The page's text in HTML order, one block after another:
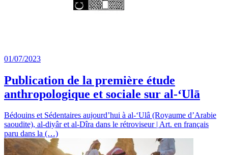
01/07/2023
Publication de la première étude
anthropologique et sociale sur al-‘Ulā
Bédouins et Sédentaires aujourd’hui à al-‘Ulâ (Royaume d’Arabie
saoudite), al-diyâr et al-Dîra dans le rétroviseur | Art. en français
paru dans la (…)